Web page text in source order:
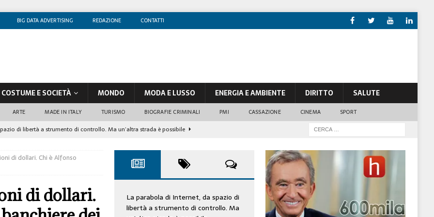
BIG DATA ADVERTISING REDAZIONE CONTATTI
COSTUME E SOCIETÀ MONDO MODA E LUSSO ENERGIA E AMBIENTE DIRITTO SALUTE
ARTE MADE IN ITALY TURISMO BIOGRAFIE CRIMINALI PMI CASSAZIONE CINEMA SPORT
di libertà a strumento di controllo. Ma un’altra strada è possibile
un attore al di sopra di ogni sospetto
CINEMA
aziendale è in crescita, per prevenirla bisogna cogliere i segnali deboli”
di dollari. Chi è Alfonso
di dollari.
La parabola di Internet, da spazio di
libertà a strumento di controllo. Ma